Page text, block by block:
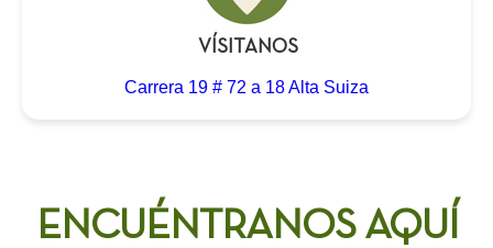
VÍSITANOS
Carrera 19 # 72 a 18 Alta Suiza
ENCUÉNTRANOS AQUÍ